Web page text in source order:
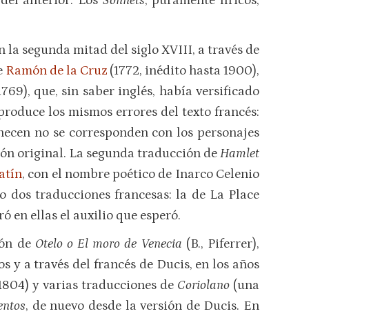
la segunda mitad del siglo XVIII, a través de
Ramón de la Cruz(1772, inédito hasta 1900),
que, sin saber inglés, había versificado
los mismos errores del texto francés:
no se corresponden con los personajes
original. La segunda traducción deHamlet
, con el nombre poético de Inarco Celenio
traducciones francesas: la de La Place
en ellas el auxilio que esperó.
de Otelo o El moro de Venecia (B., Piferrer),
y a través del francés de Ducis, en los años
y varias traducciones de Coriolano (una
, de nuevo desde la versión de Ducis. En